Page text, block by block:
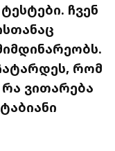
ჩვენ
რომ
ვითარება